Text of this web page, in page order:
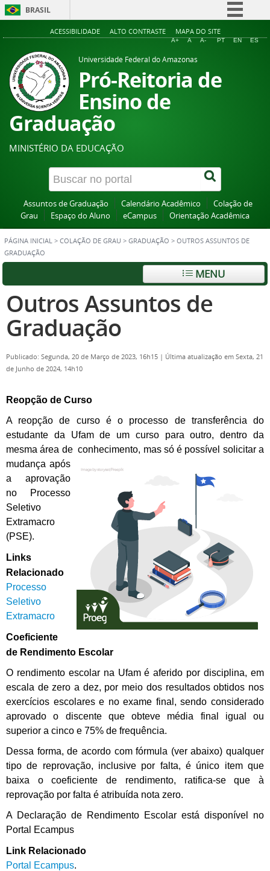
BRASIL
Simplifique!
Acesso à informação
ACESSIBILIDADE ALTO CONTRASTE MAPA DO SITE
A+ A A- PT EN ES
Universidade Federal do Amazonas
Pró-Reitoria de
Ensino de
Graduação
MINISTÉRIO DA EDUCAÇÃO
Assuntos de Graduação Calendário Acadêmico
Colação de
Grau
Espaço do Aluno eCampus Orientação Acadêmica
PÁGINA INICIAL > COLAÇÃO DE GRAU > GRADUAÇÃO > OUTROS ASSUNTOS DE
GRADUAÇÃO
MENU
Outros Assuntos de
Graduação
Publicado: Segunda, 20 de Março de 2023, 16h15 | Última atualização em Sexta, 21
de Junho de 2024, 14h10
Reopção de Curso
A reopção de curso é o processo de transferência do
estudante da Ufam de um curso para outro, dentro da
mesma área de conhecimento, mas só é possível solicitar a
mudança após
a aprovação
no Processo
Seletivo
Extramacro
(PSE).
Links
Relacionado
Processo
Seletivo
Extramacro
Coeficiente
de Rendimento Escolar
O rendimento escolar na Ufam é aferido por disciplina, em
escala de zero a dez, por meio dos resultados obtidos nos
exercícios escolares e no exame final, sendo considerado
aprovado o discente que obteve média final igual ou
superior a cinco e 75% de frequência.
Dessa forma, de acordo com fórmula (ver abaixo) qualquer
tipo de reprovação, inclusive por falta, é único item que
baixa o coeficiente de rendimento, ratifica-se que à
reprovação por falta é atribuída nota zero.
A Declaração de Rendimento Escolar está disponível no
Portal Ecampus
Link Relacionado
Portal Ecampus.